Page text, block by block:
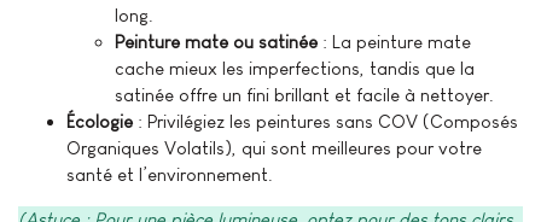
long.
Peinture mate ou satinée : La peinture mate
cache mieux les imperfections, tandis que la
satinée offre un fini brillant et facile à nettoyer.
Écologie : Privilégiez les peintures sans COV (Composés
Organiques Volatils), qui sont meilleures pour votre
santé et l’environnement.